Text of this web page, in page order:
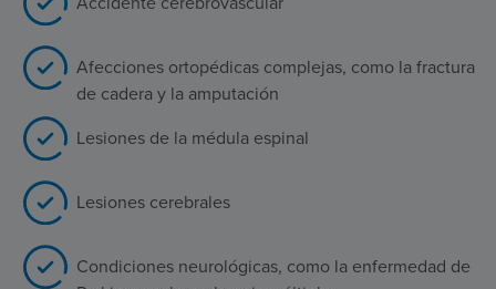
Afecciones ortopédicas complejas, como la fractura
de cadera y la amputación
Lesiones de la médula espinal
Lesiones cerebrales
Condiciones neurológicas, como la enfermedad de